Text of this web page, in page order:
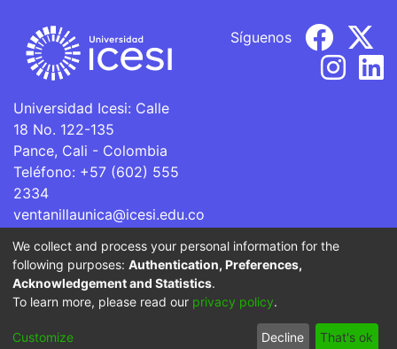
Universidad Icesi: Calle
18 No. 122-135
Pance, Cali - Colombia
Teléfono: +57 (602) 555
2334
ventanillaunica@icesi.edu.co
Síguenos
La Universidad Icesi es una Institución de Educación
Superior que se encuentra sujeta a inspección y vigilancia
por parte del Ministerio de Educación Nacional.
Cookie
End User
Send
We collect and process your personal information for the
following purposes: Authentication, Preferences,
Acknowledgement and Statistics.
To learn more, please read our privacy policy.
Customize Decline That's ok